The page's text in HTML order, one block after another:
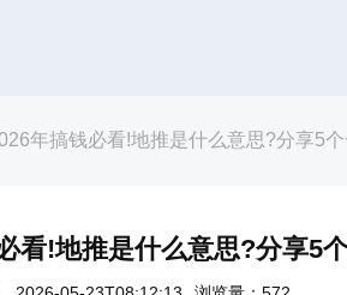
年搞钱必看!地推是什么意思?分享5
看!地推是什么意思?分享5